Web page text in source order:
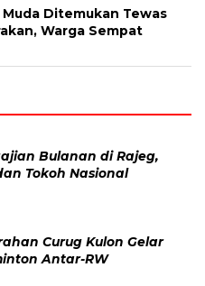
Ditemukan Tewas
Warga Sempat
Bulanan di Rajeg,
Tokoh Nasional
Curug Kulon Gelar
Antar-RW